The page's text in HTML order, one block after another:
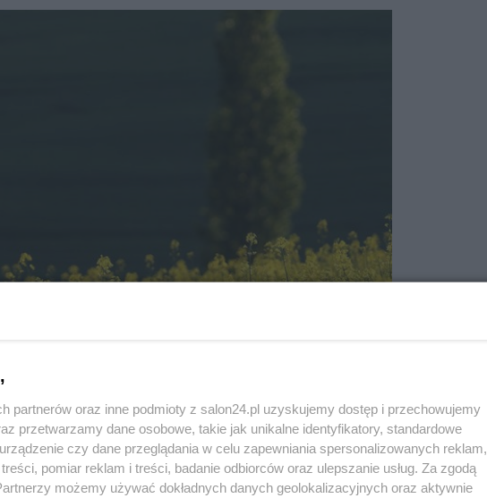
partnerów oraz inne podmioty z salon24.pl uzyskujemy dostęp i przechowujemy
przetwarzamy dane osobowe, takie jak unikalne identyfikatory, standardowe
czy dane przeglądania w celu zapewniania spersonalizowanych reklam,
pomiar reklam i treści, badanie odbiorców oraz ulepszanie usług. Za zgodą
możemy używać dokładnych danych geolokalizacyjnych oraz aktywnie